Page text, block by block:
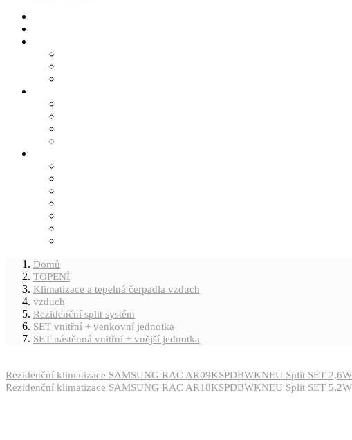
Domů
TOPENÍ
Klimatizace a tepelná čerpadla vzduch
vzduch
Rezidenční split systém
SET vnitřní + venkovní jednotka
SET nástěnná vnitřní + vnější jednotka
Rezidenční klimatizace SAMSUNG RAC AR09KSPDBWKNEU Split SET
Rezidenční klimatizace SAMSUNG RAC AR18KSPDBWKNEU Split SET